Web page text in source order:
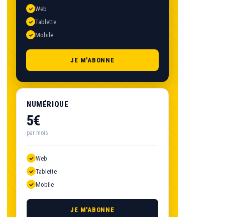
Web
Tablette
Mobile
JE M'ABONNE
NUMÉRIQUE
5€
par mois
Web
Tablette
Mobile
JE M'ABONNE